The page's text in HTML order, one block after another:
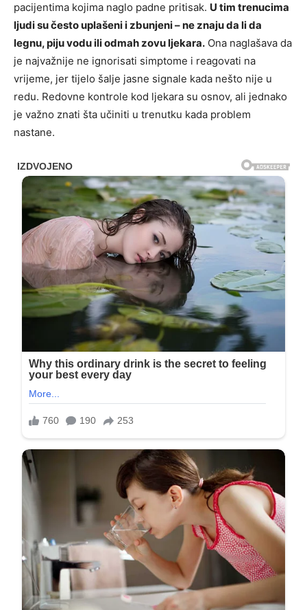
pacijentima kojima naglo padne pritisak. U tim trenucima
ljudi su često uplašeni i zbunjeni – ne znaju da li da
legnu, piju vodu ili odmah zovu ljekara. Ona naglašava da
je najvažnije ne ignorisati simptome i reagovati na
vrijeme, jer tijelo šalje jasne signale kada nešto nije u
redu. Redovne kontrole kod ljekara su osnov, ali jednako
je važno znati šta učiniti u trenutku kada problem
nastane.